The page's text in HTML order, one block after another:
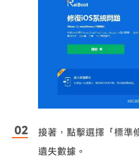
接著，點擊選擇「標準
遺失數據。